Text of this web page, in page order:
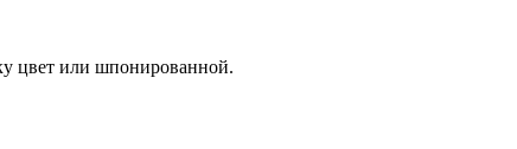
цвет или шпонированной.